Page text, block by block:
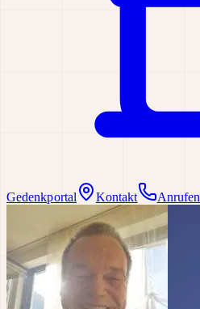
Gedenkportal Kontakt Anrufen